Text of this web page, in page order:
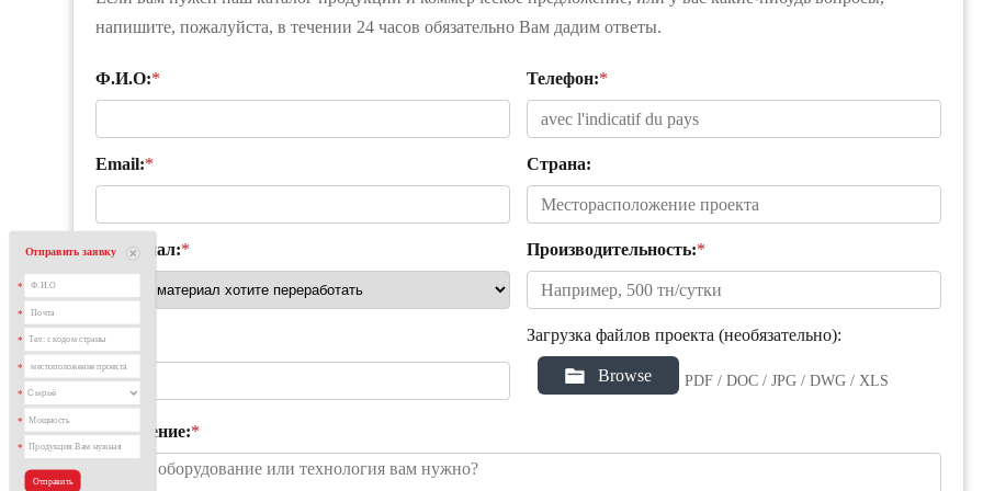
напишите, пожалуйста, в течении 24 часов обязательно Вам дадим ответы.
Ф.И.О:* Телефон:*
Email:* Страна:
Материал:* Производительность:*
проект: Загрузка файлов проекта (необязательно):
Browse PDF / DOC / JPG / DWG / XLS
Сообщение:*
Отправить заявку
*
*
*
*
*
*
*